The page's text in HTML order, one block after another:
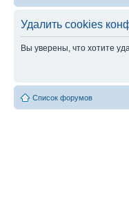
Удалить cookies
Вы уверены, что хотите
Список форумов